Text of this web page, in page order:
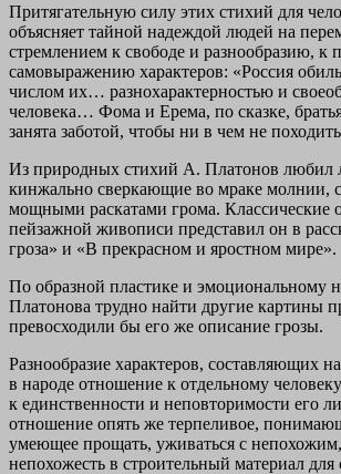
Притягательную силу этих стихий для
объясняет тайной надеждой людей на
стремлением к свободе и разнообразию, к
самовыражению характеров: «Россия
числом их… разнохарактерностью и
человека… Фома и Ерема, по сказке,
занята заботой, чтобы ни в чем не
Из природных стихий А. Платонов любил
кинжально сверкающие во мраке молнии,
мощными раскатами грома. Классические
пейзажной живописи представил он в
гроза» и «В прекрасном и яростном мире».
По образной пластике и эмоциональному
Платонова трудно найти другие картины
превосходили бы его же описание грозы.
Разнообразие характеров, составляющих
в народе отношение к отдельному
к единственности и неповторимости его
отношение опять же терпеливое,
умеющее прощать, уживаться с
непохожесть в строительный материал